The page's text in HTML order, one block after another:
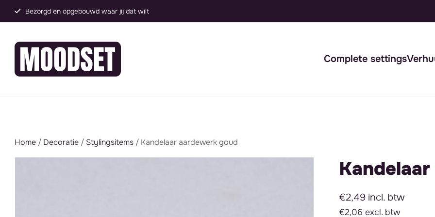
Groot assortiment, direct inzetbaar
Complete settings
Home / Decoratie / Stylingsitems / Kandelaar aardewerk goud
€2,49 incl. btw
€2,06 excl. btw